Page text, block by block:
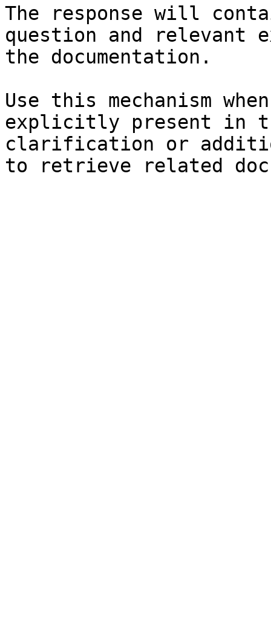
The response will
question and relevant
the documentation.
Use this mechanism
explicitly present in
clarification or